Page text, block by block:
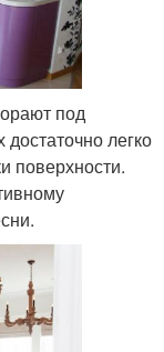
под
легко
поверхности.